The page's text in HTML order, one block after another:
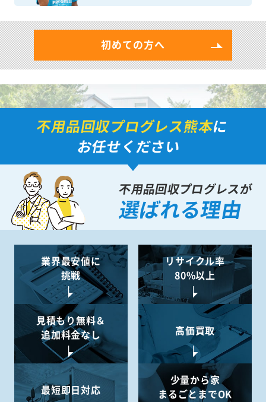
初めての方へ
不用品回収プログレス熊本に
お任せください
不用品回収プログレスが
選ばれる理由
業界最安値に
挑戦
リサイクル率
80%以上
見積もり無料＆
追加料金なし
高価買取
最短即日対応
少量から家
まるごとまでOK